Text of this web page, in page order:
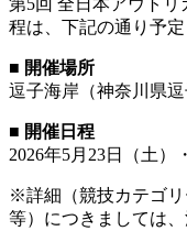
第5回 全日本アウトリ
程は、下記の通り予定
■ 開催場所
逗子海岸（神奈川県逗
■ 開催日程
2026年5月23日（土）
※詳細（競技カテゴ
等）につきましては